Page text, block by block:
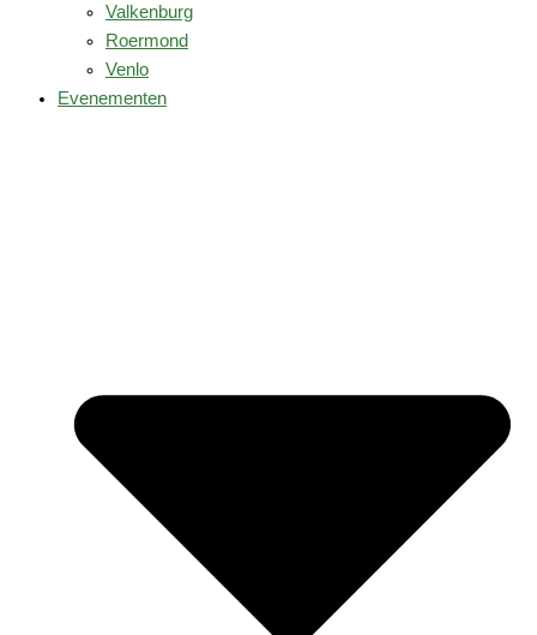
Valkenburg
Roermond
Venlo
Evenementen